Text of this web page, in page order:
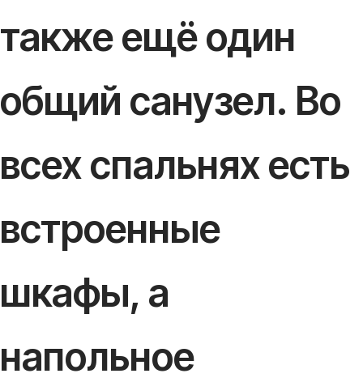
также ещё один
общий санузел. Во
всех спальнях есть
встроенные
шкафы, а
напольное